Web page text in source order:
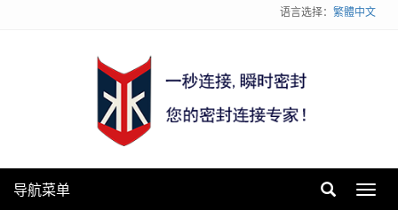
语言选择： 繁體中文
导航菜单